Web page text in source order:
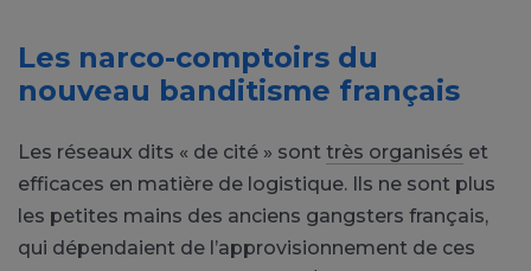
Les narco-comptoirs du
nouveau banditisme français
Les réseaux dits « de cité » sont très organisés et
efficaces en matière de logistique. Ils ne sont plus
les petites mains des anciens gangsters français,
qui dépendaient de l’approvisionnement de ces